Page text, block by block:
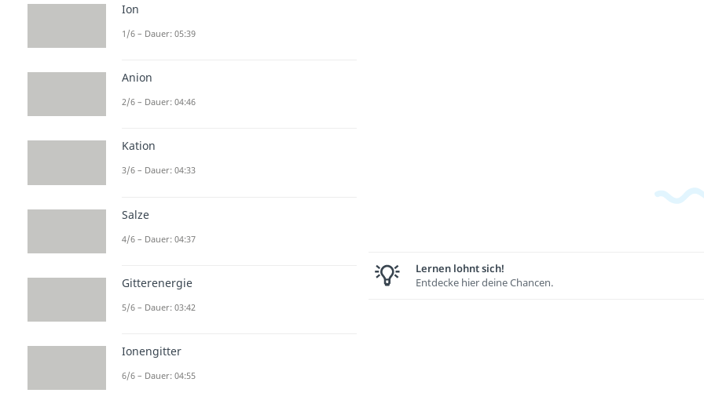
Lernen lohnt sich!
Entdecke hier deine Chancen.
Ion
1/6 – Dauer: 05:39
Anion
2/6 – Dauer: 04:46
Kation
3/6 – Dauer: 04:33
Salze
4/6 – Dauer: 04:37
Gitterenergie
5/6 – Dauer: 03:42
Ionengitter
6/6 – Dauer: 04:55